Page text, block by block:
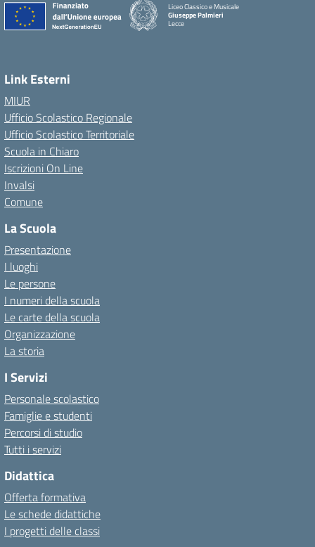
Liceo Classico e Musicale
Giuseppe Palmieri
Lecce
Link Esterni
MIUR
Ufficio Scolastico Regionale
Ufficio Scolastico Territoriale
Scuola in Chiaro
Iscrizioni On Line
Invalsi
Comune
La Scuola
Presentazione
I luoghi
Le persone
I numeri della scuola
Le carte della scuola
Organizzazione
La storia
I Servizi
Personale scolastico
Famiglie e studenti
Percorsi di studio
Tutti i servizi
Didattica
Offerta formativa
Le schede didattiche
I progetti delle classi